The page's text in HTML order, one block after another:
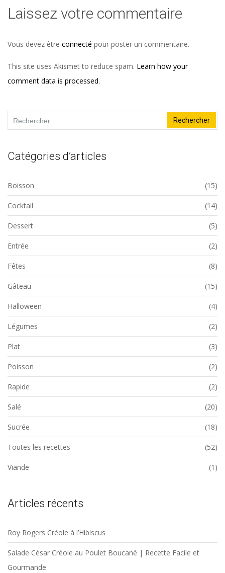
Laissez votre commentaire
Vous devez être connecté pour poster un commentaire.
This site uses Akismet to reduce spam. Learn how your
comment data is processed.
Rechercher :
Catégories d’articles
Boisson (15)
Cocktail (14)
Dessert (5)
Entrée (2)
Fêtes (8)
Gâteau (15)
Halloween (4)
Légumes (2)
Plat (3)
Poisson (2)
Rapide (2)
Salé (20)
Sucrée (18)
Toutes les recettes (52)
Viande (1)
Articles récents
Roy Rogers Créole à l’Hibiscus
Salade César Créole au Poulet Boucané | Recette Facile et
Gourmande